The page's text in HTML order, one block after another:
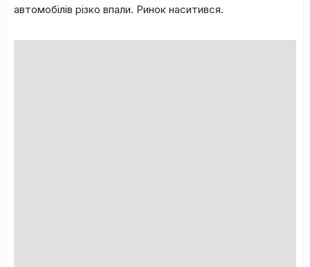
автомобілів різко впали. Ринок наситився.